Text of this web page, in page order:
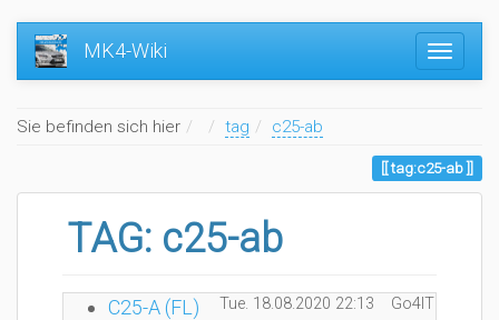
MK4-Wiki
Sie befinden sich hier Home
tag c25-ab
tag:c25-ab
TAG: c25-ab
C25-A (FL) Tue. 18.08.2020 22:13 Go4IT